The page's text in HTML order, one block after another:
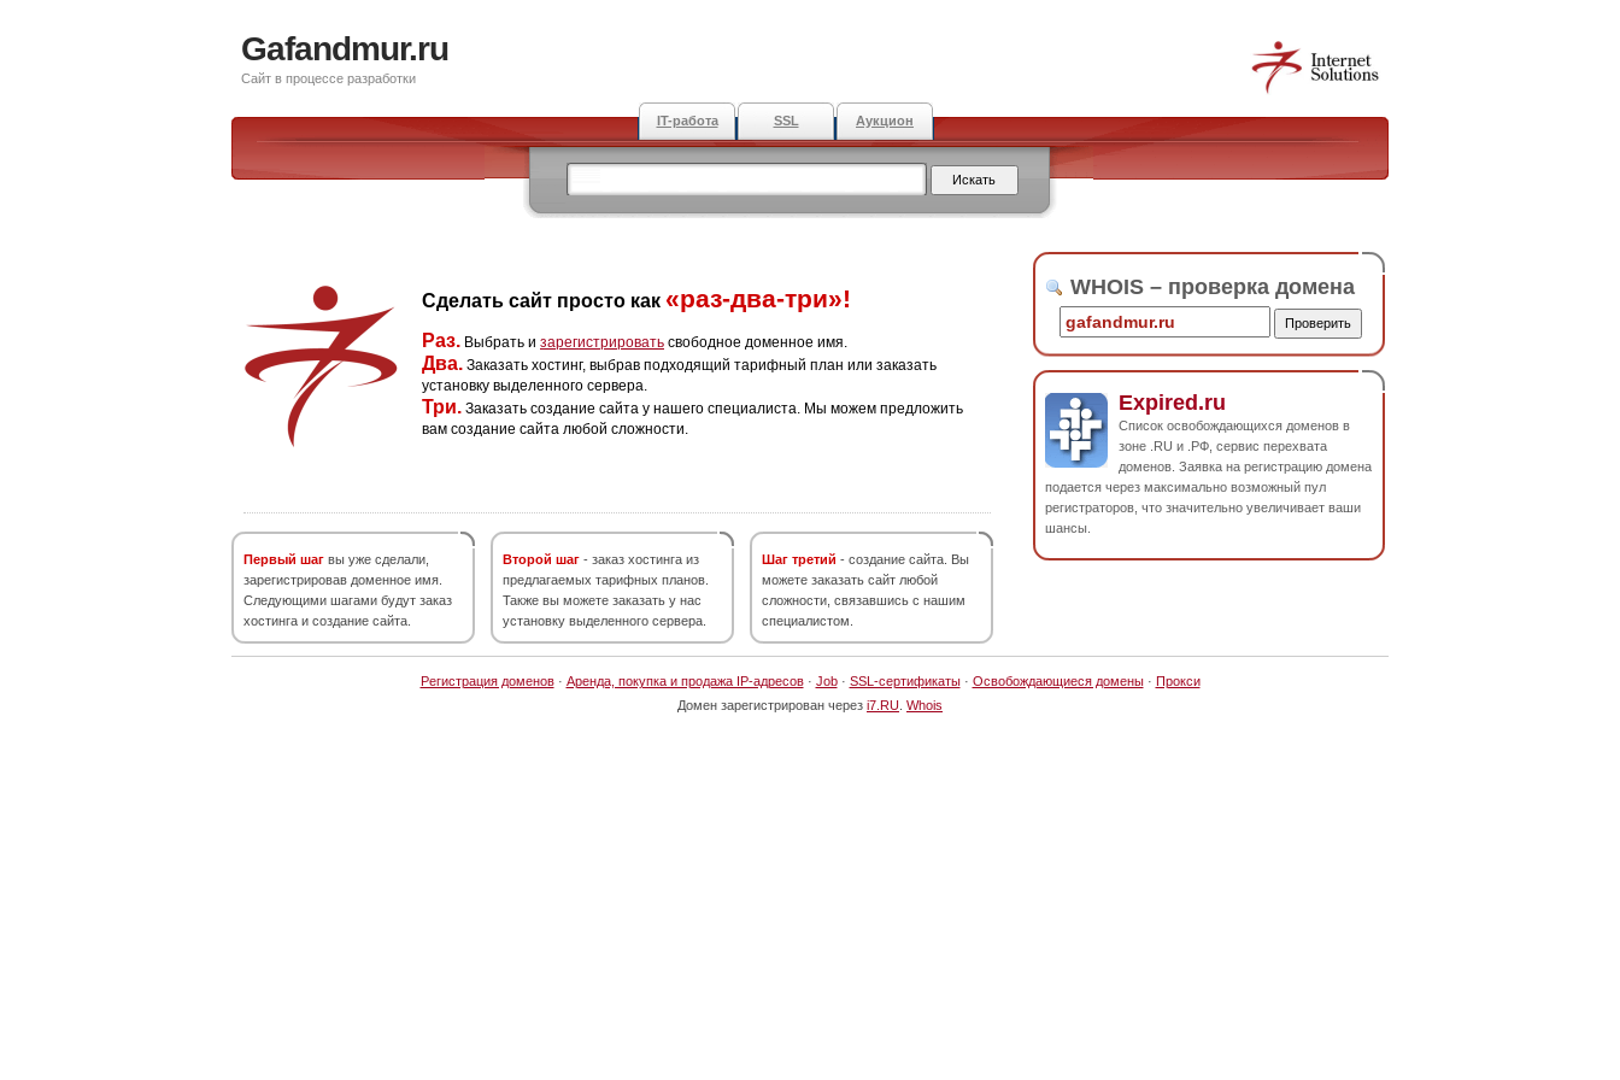
Gafandmur.ru
Сайт в процессе разработки
IT-работа SSL Аукцион
Сделать сайт просто как «раз-два-три»!
Раз. Выбрать и зарегистрировать свободное доменное имя.
Два. Заказать хостинг, выбрав подходящий тарифный план или заказать
установку выделенного сервера.
Три. Заказать создание сайта у нашего специалиста. Мы можем предложить
вам создание сайта любой сложности.
Первый шаг вы уже сделали,
зарегистрировав доменное имя.
Следующими шагами будут заказ
хостинга и создание сайта.
Второй шаг - заказ хостинга из
предлагаемых тарифных планов.
Также вы можете заказать у нас
установку выделенного сервера.
Шаг третий - создание сайта. Вы
можете заказать сайт любой
сложности, связавшись с нашим
специалистом.
WHOIS – проверка домена
Expired.ru
Список освобождающихся доменов в
зоне .RU и .РФ, сервис перехвата
доменов. Заявка на регистрацию домена
подается через максимально возможный пул
регистраторов, что значительно увеличивает ваши
шансы.
Регистрация доменов· Аренда, покупка и продажа IP-адресов· Job· SSL-сертификаты· Освобождающиеся домены· Прокси
Домен зарегистрирован через i7.RU Whois